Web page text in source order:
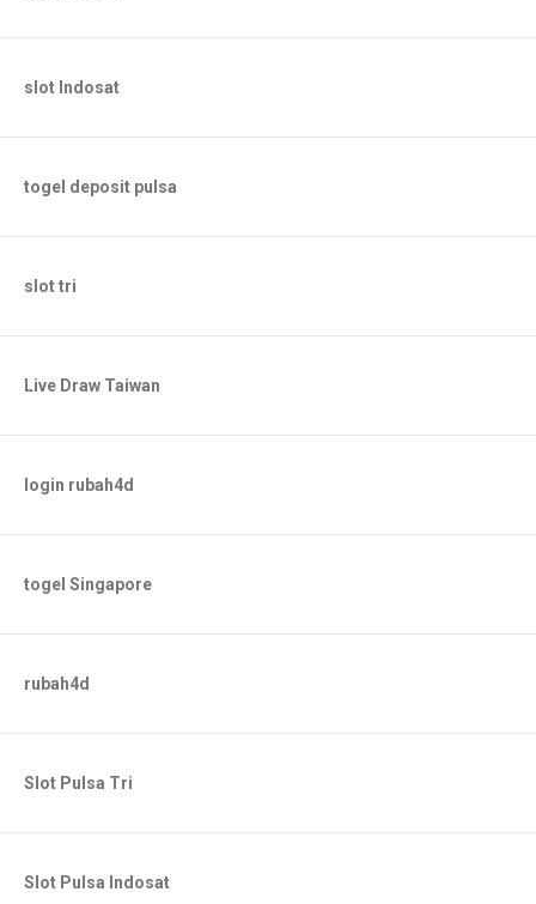
slot Indosat
togel deposit pulsa
slot tri
Live Draw Taiwan
login rubah4d
togel Singapore
rubah4d
Slot Pulsa Tri
Slot Pulsa Indosat